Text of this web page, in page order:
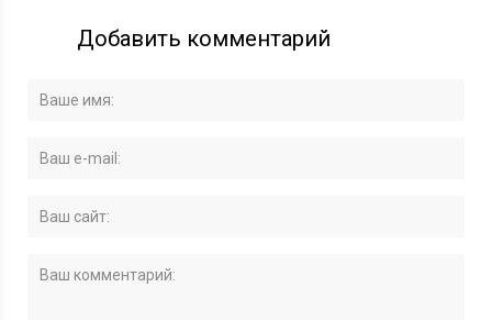
Добавить комментарий